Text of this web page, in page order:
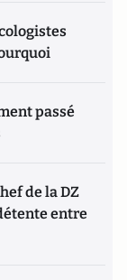
passé
de la DZ
entre